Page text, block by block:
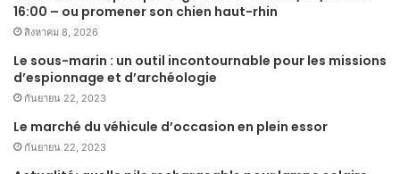
16:00 – ou promener son chien haut-rhin
สิงหาคม 8, 2026
Le sous-marin : un outil incontournable pour les missions
d’espionnage et d’archéologie
กันยายน 22, 2023
Le marché du véhicule d’occasion en plein essor
กันยายน 22, 2023